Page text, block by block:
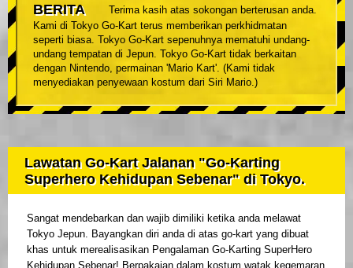
BERITA
Terima kasih atas sokongan berterusan anda.
Kami di Tokyo Go-Kart terus memberikan perkhidmatan
seperti biasa. Tokyo Go-Kart sepenuhnya mematuhi undang-
undang tempatan di Jepun. Tokyo Go-Kart tidak berkaitan
dengan Nintendo, permainan 'Mario Kart'. (Kami tidak
menyediakan penyewaan kostum dari Siri Mario.)
Lawatan Go-Kart Jalanan "Go-Karting
Superhero Kehidupan Sebenar" di Tokyo.
Sangat mendebarkan dan wajib dimiliki ketika anda melawat
Tokyo Jepun. Bayangkan diri anda di atas go-kart yang dibuat
khas untuk merealisasikan Pengalaman Go-Karting SuperHero
Kehidupan Sebenar! Berpakaian dalam kostum watak kegemaran